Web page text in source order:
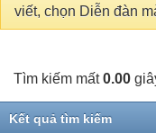
viết, chọn Diễn đàn
Tìm kiếm mất0.00
Kết quả tìm kiếm